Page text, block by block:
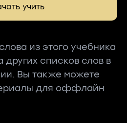
учить
из этого учебника
списков слов в
Вы также можете
для оффлайн